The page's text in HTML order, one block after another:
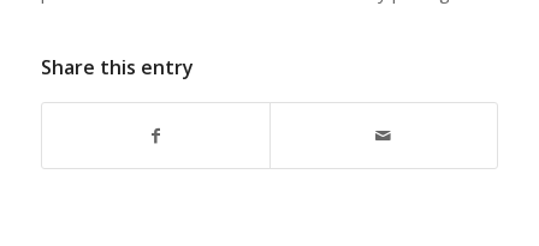
Share this entry